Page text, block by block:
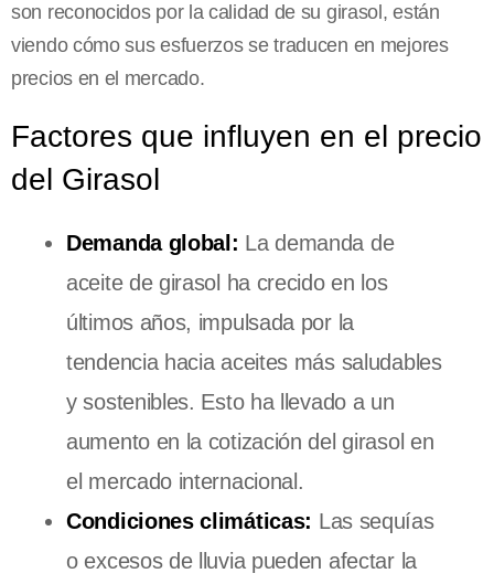
son reconocidos por la calidad de su girasol, están
viendo cómo sus esfuerzos se traducen en mejores
precios en el mercado.
Factores que influyen en el precio
del Girasol
Demanda global: La demanda de
aceite de girasol ha crecido en los
últimos años, impulsada por la
tendencia hacia aceites más saludables
y sostenibles. Esto ha llevado a un
aumento en la cotización del girasol en
el mercado internacional.
Condiciones climáticas: Las sequías
o excesos de lluvia pueden afectar la